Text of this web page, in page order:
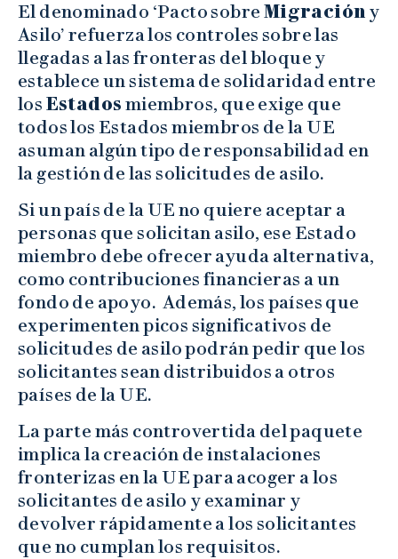
El denominado ‘Pacto sobre Migración y
Asilo’ refuerza los controles sobre las
llegadas a las fronteras del bloque y
establece un sistema de solidaridad entre
los Estados miembros, que exige que
todos los Estados miembros de la UE
asuman algún tipo de responsabilidad en
la gestión de las solicitudes de asilo.
Si un país de la UE no quiere aceptar a
personas que solicitan asilo, ese Estado
miembro debe ofrecer ayuda alternativa,
como contribuciones financieras a un
fondo de apoyo. Además, los países que
experimenten picos significativos de
solicitudes de asilo podrán pedir que los
solicitantes sean distribuidos a otros
países de la UE.
La parte más controvertida del paquete
implica la creación de instalaciones
fronterizas en la UE para acoger a los
solicitantes de asilo y examinar y
devolver rápidamente a los solicitantes
que no cumplan los requisitos.